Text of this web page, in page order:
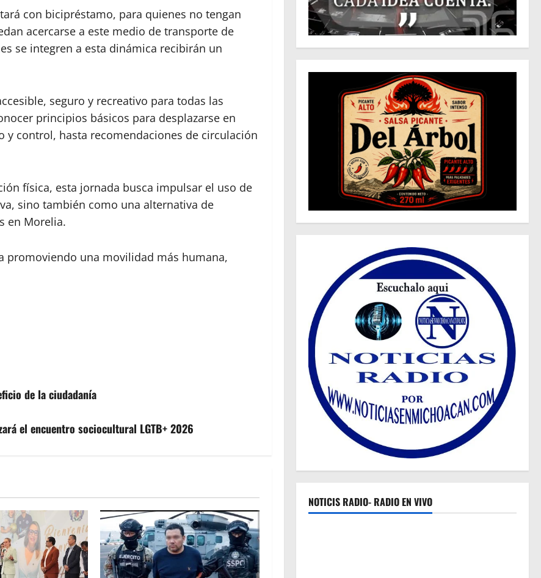
con bicipréstamo, para quienes no tengan
acercarse a este medio de transporte de
se integren a esta dinámica recibirán un
seguro y recreativo para todas las
principios básicos para desplazarse en
control, hasta recomendaciones de circulación
física, esta jornada busca impulsar el uso de
sino también como una alternativa de
en Morelia.
promoviendo una movilidad más humana,
de la ciudadanía
el encuentro sociocultural LGTB+ 2026
NOTICIS RADIO- RADIO EN VIVO